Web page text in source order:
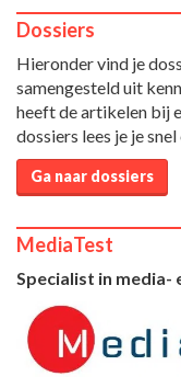
Dossiers
Hieronder vind je
samengesteld uit
heeft de artikelen bij
dossiers lees je je
Ga naar dossiers
MediaTest
Specialist in media-